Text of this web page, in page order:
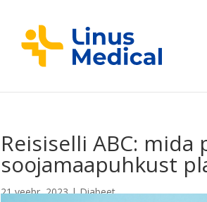
Reisiselli ABC:
soojamaapuhkust
21,veebr, 2023|Diabeet